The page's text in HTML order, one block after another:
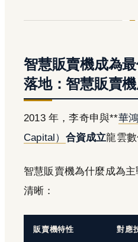
智慧販賣機成為
落地：智慧販賣
2013 年，李奇申與**華
Capital） 合資成立龍雲數
智慧販賣機為什麼成為
清晰：
販賣機特性 對應